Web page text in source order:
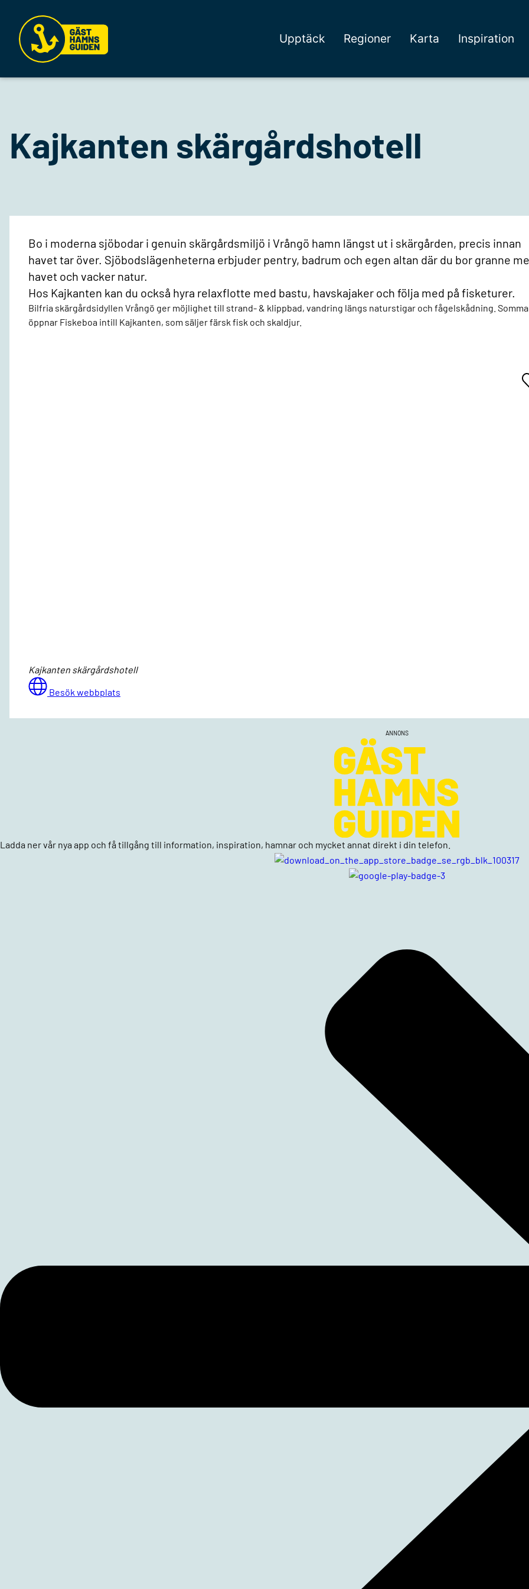
Upptäck Regioner Karta Inspiration
Kajkanten skärgårdshotell
Bo i moderna sjöbodar i genuin skärgårdsmiljö i Vrångö hamn längst ut i skärgården, precis innan
havet tar över. Sjöbodslägenheterna erbjuder pentry, badrum och egen altan där du bor granne
havet och vacker natur.
Hos Kajkanten kan du också hyra relaxflotte med bastu, havskajaker och följa med på fisketurer.
Bilfria skärgårdsidyllen Vrångö ger möjlighet till strand- & klippbad, vandring längs naturstigar och fågelskådning.
öppnar Fiskeboa intill Kajkanten, som säljer färsk fisk och skaldjur.
Kajkanten skärgårdshotell
Besök webbplats
ANNONS
Ladda ner vår nya app och få tillgång till information, inspiration, hamnar och mycket annat direkt i din telefon.